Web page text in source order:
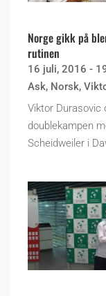
Norge gikk på
rutinen
16 juli, 2016 -
Ask, Norsk,
Viktor Durasovic
doublekampen
Scheidweiler i